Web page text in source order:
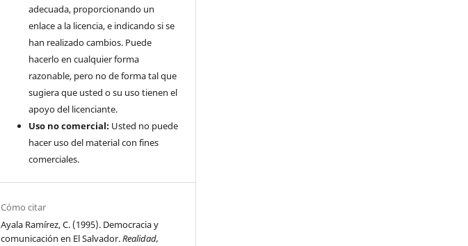
adecuada, proporcionando un
enlace a la licencia, e indicando si se
han realizado cambios. Puede
hacerlo en cualquier forma
razonable, pero no de forma tal que
sugiera que usted o su uso tienen el
apoyo del licenciante.
Uso no comercial: Usted no puede
hacer uso del material con fines
comerciales.
Cómo citar
Ayala Ramírez, C. (1995). Democracia y
comunicación en El Salvador.Realidad,